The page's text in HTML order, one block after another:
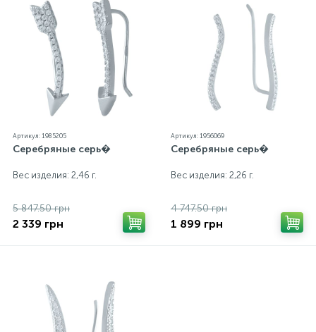
Артикул: 1985205
Серебряные серь�
Вес изделия: 2,46 г.
5 847.50 грн
2 339 грн
Артикул: 1956069
Серебряные серь�
Вес изделия: 2,26 г.
4 747.50 грн
1 899 грн